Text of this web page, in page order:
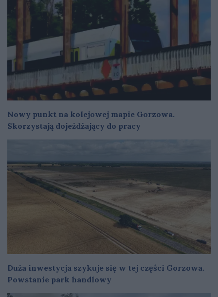
Nowy punkt na kolejowej mapie Gorzowa.
Skorzystają dojeżdżający do pracy
Duża inwestycja szykuje się w tej części Gorzowa.
Powstanie park handlowy